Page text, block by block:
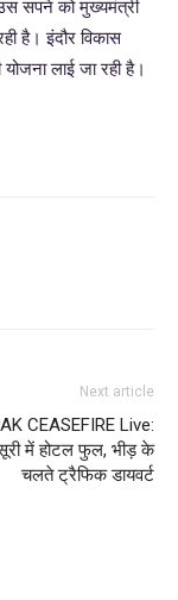
उस सपने को मुख्यमंत्री
है। इंदौर विकास
लाई जा रही है।
Next article
CEASEFIRE Live:
में होटल फुल, भीड़ के
चलते ट्रैफिक डायवर्ट